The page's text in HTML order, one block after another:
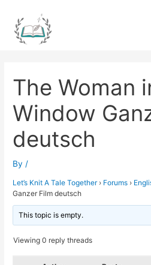
content
The Woman
Window
deutsch
By /
Let’s Knit A Tale Together › Forums ›
Ganzer Film deutsch
This topic is empty.
Viewing 0 reply threads